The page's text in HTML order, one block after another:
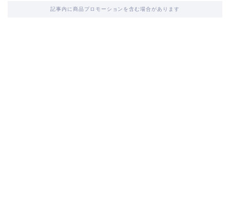
記事内に商品プロモーションを含む場合があります